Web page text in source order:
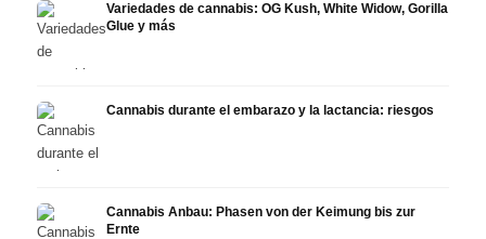
Variedades de cannabis: OG Kush, White Widow, Gorilla
Glue y más
Cannabis durante el embarazo y la lactancia: riesgos
Cannabis Anbau: Phasen von der Keimung bis zur
Ernte